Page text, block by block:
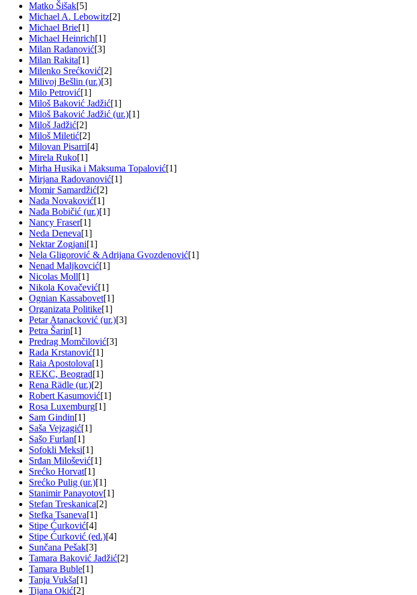
Matko Šišak[5]
Michael A. Lebowitz[2]
Michael Brie[1]
Michael Heinrich[1]
Milan Radanović[3]
Milan Rakita[1]
Milenko Srećković[2]
Milivoj Bešlin (ur.)[3]
Milo Petrović[1]
Miloš Baković Jadžić[1]
Miloš Baković Jadžić (ur.)[1]
Miloš Jadžić[2]
Miloš Miletić[2]
Milovan Pisarri[4]
Mirela Ruko[1]
Mirha Husika i Maksuma Topalović[1]
Mirjana Radovanović[1]
Momir Samardžić[2]
Nada Novaković[1]
Nađa Bobičić (ur.)[1]
Nancy Fraser[1]
Neda Deneva[1]
Nektar Zogjani[1]
Nela Gligorović & Adrijana Gvozdenović[1]
Nenad Maljkovcić[1]
Nicolas Moll[1]
Nikola Kovačević[1]
Ognian Kassabovet[1]
Organizata Politike[1]
Petar Atanacković (ur.)[3]
Petra Šarin[1]
Predrag Momčilović[3]
Rada Krstanović[1]
Raia Apostolova[1]
REKC, Beograd[1]
Rena Rädle (ur.)[2]
Robert Kasumović[1]
Rosa Luxemburg[1]
Sam Gindin[1]
Saša Vejzagić[1]
Sašo Furlan[1]
Sofokli Meksi[1]
Srđan Milošević[1]
Srećko Horvat[1]
Srećko Pulig (ur.)[1]
Stanimir Panayotov[1]
Stefan Treskanica[2]
Stefka Tsaneva[1]
Stipe Ćurković[4]
Stipe Ćurković (ed.)[4]
Sunčana Pešak[3]
Tamara Baković Jadžić[2]
Tamara Buble[1]
Tanja Vukša[1]
Tijana Okić[2]